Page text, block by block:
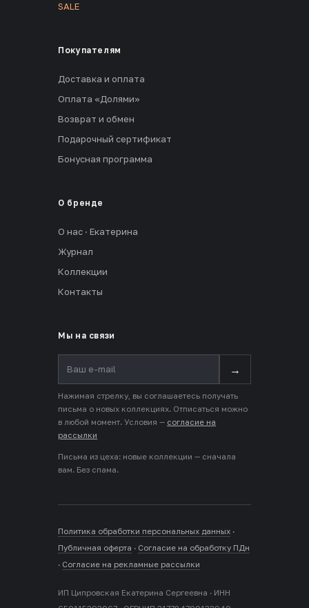
SALE
Покупателям
Доставка и оплата
Оплата «Долями»
Возврат и обмен
Подарочный сертификат
Бонусная программа
О бренде
О нас · Екатерина
Журнал
Коллекции
Контакты
Мы на связи
→
Нажимая стрелку, вы соглашаетесь получать
письма о новых коллекциях. Отписаться можно
в любой момент. Условия — согласие на
рассылки
Письма из цеха: новые коллекции — сначала
вам. Без спама.
Политика обработки персональных данных ·
Публичная оферта · Согласие на обработку ПДн
· Согласие на рекламные рассылки
ИП Ципровская Екатерина Сергеевна · ИНН